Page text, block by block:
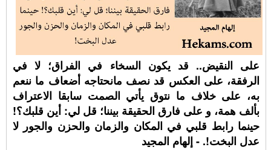
على النقيض.. قد يكون السخاء في الفراق؛ لا في
الرفقة، على العكس قد نصف مانحتاجه أضعاف ما ننعم
به، على خلاف ما نتوق يأتي الصمت سابقا الاعتراف
بألف همة، و على فارق الحقيقة بيننا؛ قل لي: أين قلبك؟!
حينما رابط قلبي في المكان والزمان والحزن والجور لا
عدل البخت!. - إلهام المجيد